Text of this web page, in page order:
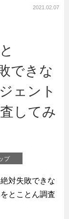
2021.02.07
できな
ェント
してみ
プ
対失敗できな
とことん調査